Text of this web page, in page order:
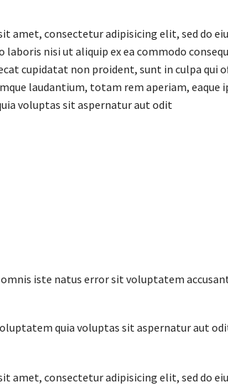
amet, consectetur adipisicing elit, sed do
nisi ut aliquip ex ea commodo
cupidatat non proident, sunt in culpa
laudantium, totam rem aperiam,
voluptas sit aspernatur aut odit
iste natus error sit voluptatem
quia voluptas sit aspernatur aut
amet, consectetur adipisicing elit, sed do